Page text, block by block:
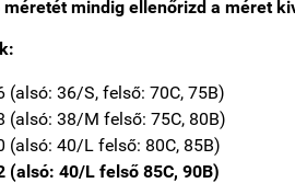
méretét mindig ellenőrizd a méret
(alsó: 36/S, felső: 70C, 75B)
(alsó: 38/M felső: 75C, 80B)
(alsó: 40/L felső: 80C, 85B)
(alsó: 40/L felső 85C, 90B)